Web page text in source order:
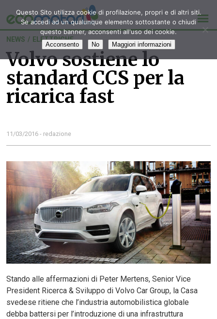
NEWS / ELETTRICHE
Volvo sostiene lo
standard CCS per la
ricarica fast
11/03/2016 - redazione
Stando alle affermazioni di Peter Mertens, Senior Vice
President Ricerca & Sviluppo di Volvo Car Group, la Casa
svedese ritiene che l’industria automobilistica globale
debba battersi per l’introduzione di una infrastruttura
Questo Sito utilizza cookie di profilazione, propri e di altri siti.
Se accedi ad un qualunque elemento sottostante o chiudi
questo banner, acconsenti all'uso dei cookie.
Acconsento No Maggiori informazioni